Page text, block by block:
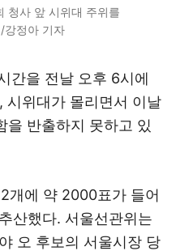
청사 앞 시위대 주위를
강정아 기자
간을 전날 오후 6시에
시위대가 몰리면서 이날
을 반출하지 못하고 있
개에 약 2000표가 들어
산했다. 서울선관위는
오 후보의 서울시장 당